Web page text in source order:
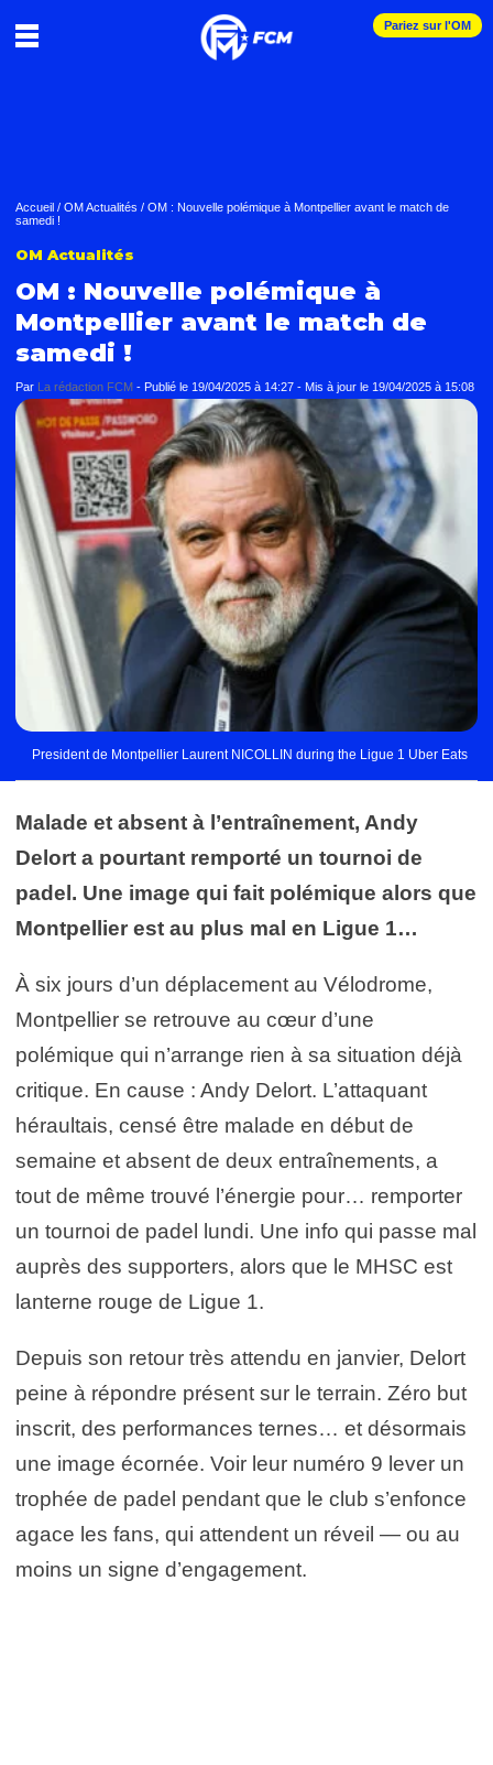
Pariez sur l'OM
Accueil / OM Actualités / OM : Nouvelle polémique à Montpellier avant le match de
samedi !
OM Actualités
OM : Nouvelle polémique à
Montpellier avant le match de
samedi !
Par La rédaction FCM - Publié le 19/04/2025 à 14:27 - Mis à jour le 19/04/2025 à 15:08
President de Montpellier Laurent NICOLLIN during the Ligue 1 Uber Eats
Malade et absent à l’entraînement, Andy
Delort a pourtant remporté un tournoi de
padel. Une image qui fait polémique alors que
Montpellier est au plus mal en Ligue 1…
À six jours d’un déplacement au Vélodrome,
Montpellier se retrouve au cœur d’une
polémique qui n’arrange rien à sa situation déjà
critique. En cause : Andy Delort. L’attaquant
héraultais, censé être malade en début de
semaine et absent de deux entraînements, a
tout de même trouvé l’énergie pour… remporter
un tournoi de padel lundi. Une info qui passe mal
auprès des supporters, alors que le MHSC est
lanterne rouge de Ligue 1.
Depuis son retour très attendu en janvier, Delort
peine à répondre présent sur le terrain. Zéro but
inscrit, des performances ternes… et désormais
une image écornée. Voir leur numéro 9 lever un
trophée de padel pendant que le club s’enfonce
agace les fans, qui attendent un réveil — ou au
moins un signe d’engagement.